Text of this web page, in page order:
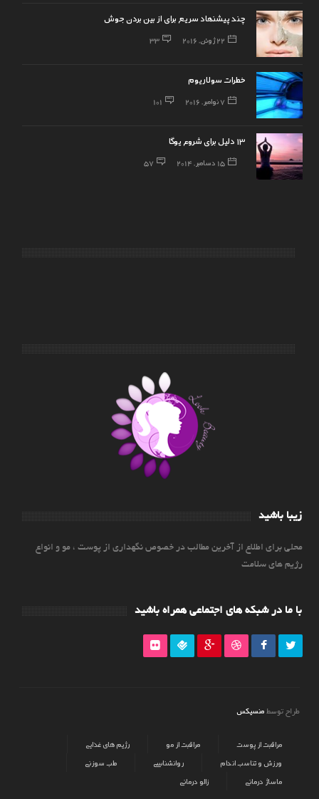
چند پیشنهاد سریع برای از بین بردن جوش
22 ژوئن, 2016 33
خطرات سولاریوم
7 نوامبر, 2016 101
۱۳ دلیل برای شروع یوگا
15 دسامبر, 2014 57
زیبا باشید
محلی برای اطلاع از آخرین مطالب در خصوص نگهداری از پوست ، مو و انواع
رژیم های سلامت
با ما در شبکه های اجتماعی همراه باشید
طراح توسط منسیکس
مراقبت از پوست مراقبت از مو
رژیم های غذایی
ورزش و تناسب اندام
روانشناسی
طب سوزنی
ماساژ درمانی
زالو درمانی